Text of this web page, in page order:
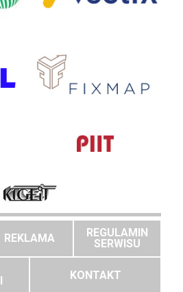
REKLAMA
REGULAMIN
SERWISU
KONTAKT